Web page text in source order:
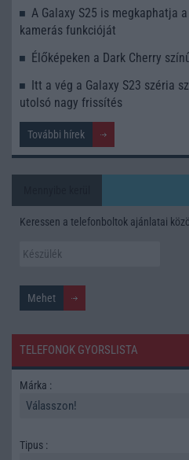
A Galaxy S25 is megkaphatja
kamerás funkcióját
Élőképeken a Dark Cherry
Itt a vég a Galaxy S23 széria
utolsó nagy frissítés
További hírek
Keressen a telefonboltok ajánlatai
TELEFONOK GYORSLISTA
Márka :
Tipus :